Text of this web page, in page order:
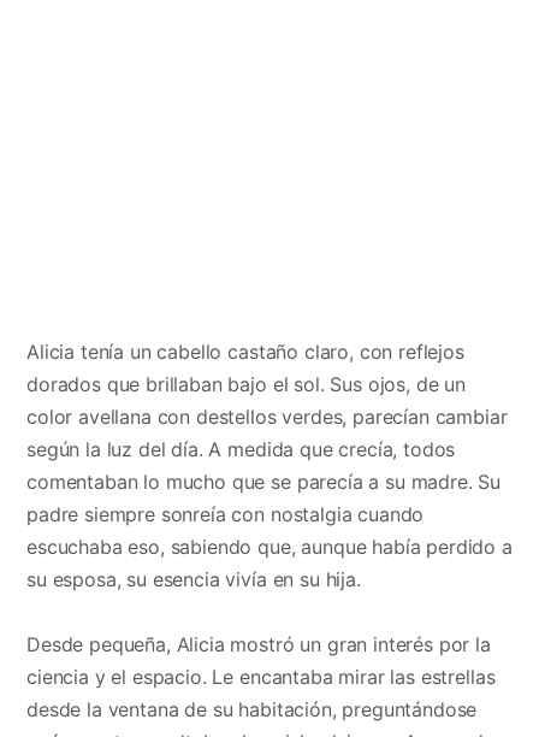
Alicia tenía un cabello castaño claro, con reflejos
dorados que brillaban bajo el sol. Sus ojos, de un
color avellana con destellos verdes, parecían cambiar
según la luz del día. A medida que crecía, todos
comentaban lo mucho que se parecía a su madre. Su
padre siempre sonreía con nostalgia cuando
escuchaba eso, sabiendo que, aunque había perdido a
su esposa, su esencia vivía en su hija.
Desde pequeña, Alicia mostró un gran interés por la
ciencia y el espacio. Le encantaba mirar las estrellas
desde la ventana de su habitación, preguntándose